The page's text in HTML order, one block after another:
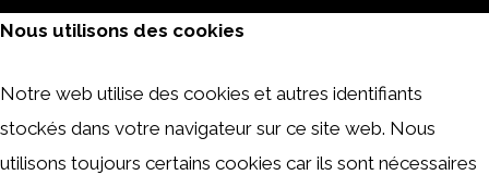
Nous utilisons des cookies
Notre web utilise des cookies et autres identifiants
stockés dans votre navigateur sur ce site web. Nous
utilisons toujours certains cookies car ils sont nécessaires